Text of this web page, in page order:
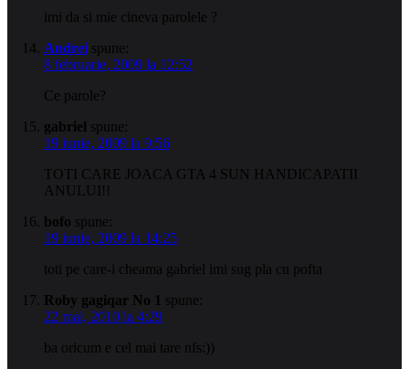
imi da si mie cineva parolele ?
Andrei spune:
8 februarie, 2009 la 12:52
Ce parole?
gabriel spune:
19 iunie, 2009 la 9:56
TOTI CARE JOACA GTA 4 SUN HANDICAPATII
ANULUI!!
bofo spune:
19 iunie, 2009 la 14:25
toti pe care-i cheama gabriel imi sug pla cu pofta
Roby gagiqar No 1 spune:
22 mai, 2010 la 4:29
ba oricum e cel mai tare nfs:))